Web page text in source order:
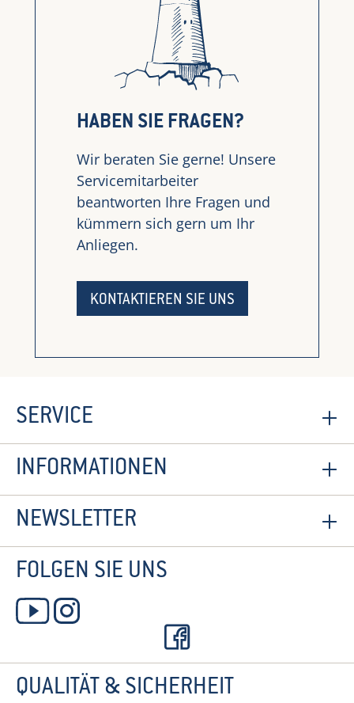
HABEN SIE FRAGEN?
Wir beraten Sie gerne! Unsere
Servicemitarbeiter
beantworten Ihre Fragen und
kümmern sich gern um Ihr
Anliegen.
KONTAKTIEREN SIE UNS
SERVICE
INFORMATIONEN
NEWSLETTER
FOLGEN SIE UNS
QUALITÄT & SICHERHEIT